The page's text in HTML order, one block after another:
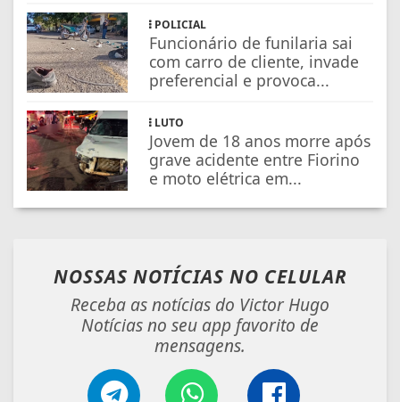
POLICIAL
Funcionário de funilaria sai
com carro de cliente, invade
preferencial e provoca...
LUTO
Jovem de 18 anos morre após
grave acidente entre Fiorino
e moto elétrica em...
NOSSAS NOTÍCIAS NO CELULAR
Receba as notícias do Victor Hugo
Notícias no seu app favorito de
mensagens.